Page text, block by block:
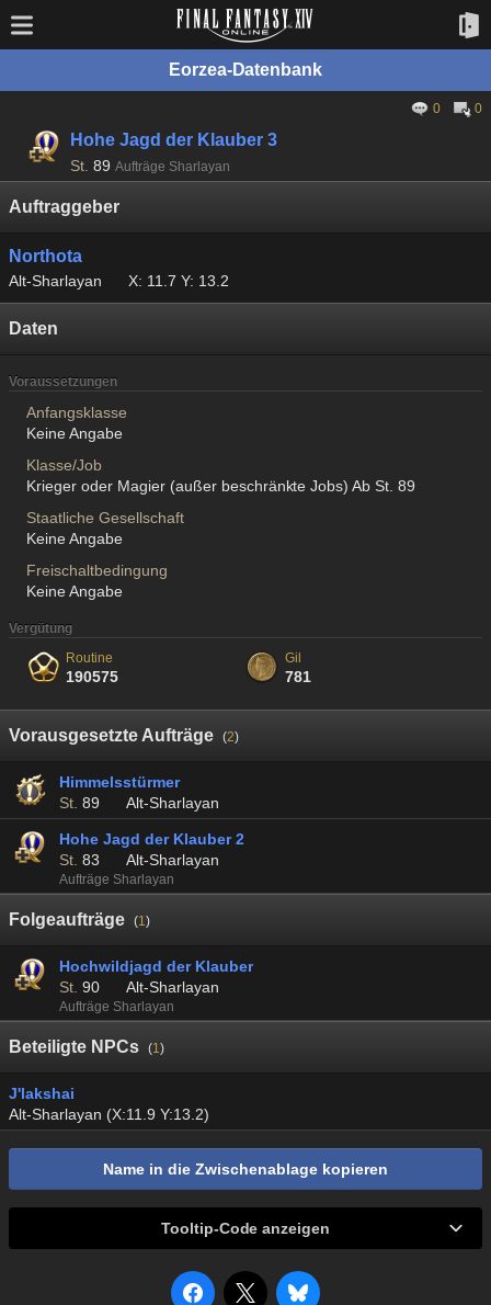
Eorzea-Datenbank
0 0
Hohe Jagd der Klauber 3
St. 89 Aufträge Sharlayan
Auftraggeber
Northota
Alt-Sharlayan X: 11.7 Y: 13.2
Daten
Voraussetzungen
Anfangsklasse
Keine Angabe
Klasse/Job
Krieger oder Magier (außer beschränkte Jobs) Ab St. 89
Staatliche Gesellschaft
Keine Angabe
Freischaltbedingung
Keine Angabe
Vergütung
Routine
190575
Gil
781
Vorausgesetzte Aufträge (2)
Himmelsstürmer
St. 89 Alt-Sharlayan
Hohe Jagd der Klauber 2
St. 83 Alt-Sharlayan
Aufträge Sharlayan
Folgeaufträge (1)
Hochwildjagd der Klauber
St. 90 Alt-Sharlayan
Aufträge Sharlayan
Beteiligte NPCs (1)
J'lakshai
Alt-Sharlayan (X:11.9 Y:13.2)
Name in die Zwischenablage kopieren
Tooltip-Code anzeigen